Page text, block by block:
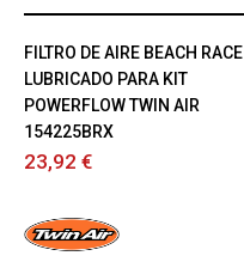
FILTRO DE AIRE BEACH RACE
LUBRICADO PARA KIT
POWERFLOW TWIN AIR
154225BRX
23,92 €